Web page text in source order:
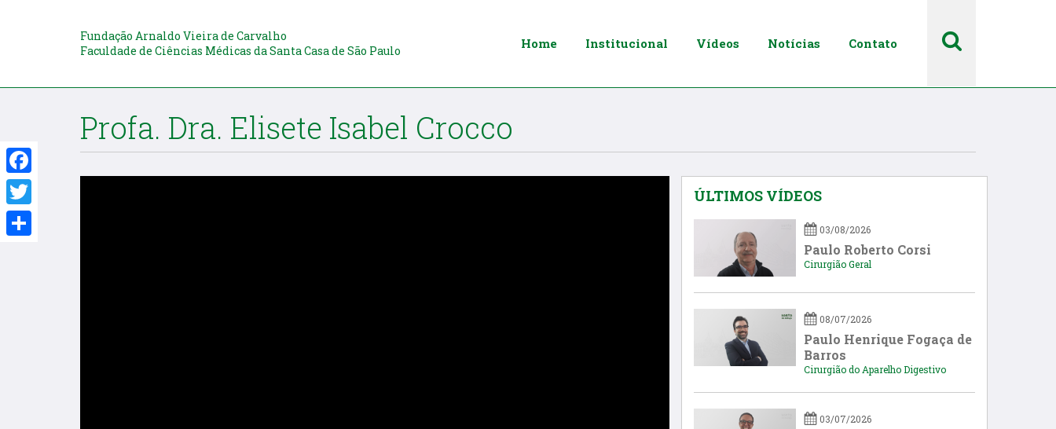
Fundação Arnaldo Vieira de Carvalho
Faculdade de Ciências Médicas da Santa Casa de São Paulo
Home Institucional Vídeos Notícias Contato
Profa. Dra. Elisete Isabel Crocco
ÚLTIMOS VÍDEOS
03/08/2026
Paulo Roberto Corsi
Cirurgião Geral
08/07/2026
Paulo Henrique Fogaça de
Barros
Cirurgião do Aparelho Digestivo
03/07/2026
Facebook
Twitter